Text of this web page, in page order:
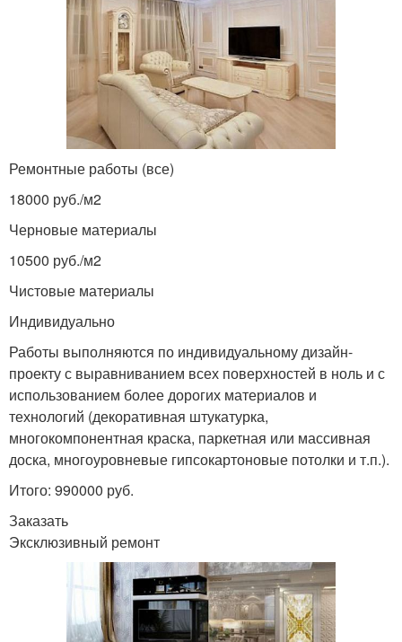
Ремонтные работы (все)
18000 руб./м2
Черновые материалы
10500 руб./м2
Чистовые материалы
Индивидуально
Работы выполняются по индивидуальному дизайн-
проекту с выравниванием всех поверхностей в ноль и с
использованием более дорогих материалов и
технологий (декоративная штукатурка,
многокомпонентная краска, паркетная или массивная
доска, многоуровневые гипсокартоновые потолки и т.п.).
Итого: 990000 руб.
Заказать
Эксклюзивный ремонт